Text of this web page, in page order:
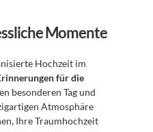
Momente
Hochzeit im
für die
besonderen Tag und
Atmosphäre
Ihre Traumhochzeit